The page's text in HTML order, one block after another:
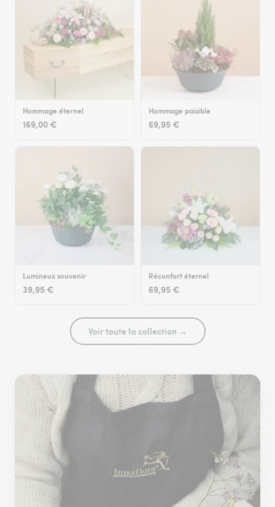
Hommage éternel
169,00 €
Hommage paisible
69,95 €
Lumineux souvenir
39,95 €
Réconfort éternel
69,95 €
Voir toute la collection →